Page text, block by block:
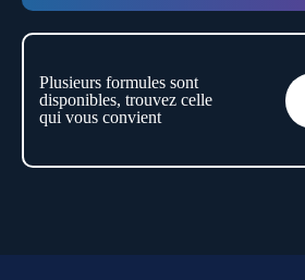
Plusieurs formules sont
disponibles, trouvez celle
qui vous convient